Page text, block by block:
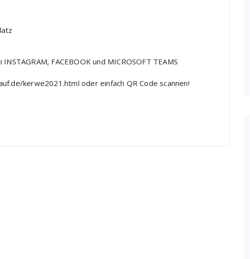
FACEBOOK und MICROSOFT TEAMS
kerwe2021.htmloder einfach QR Code scannen!